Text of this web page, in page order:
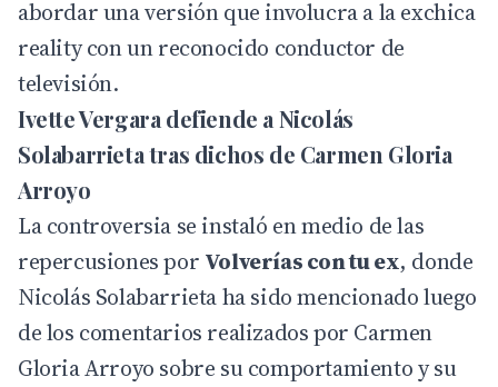
abordar una versión que involucra a la exchica
reality con un reconocido conductor de
televisión.
Ivette Vergara defiende a Nicolás
Solabarrieta tras dichos de Carmen Gloria
Arroyo
La controversia se instaló en medio de las
repercusiones por Volverías con tu ex, donde
Nicolás Solabarrieta ha sido mencionado luego
de los comentarios realizados por Carmen
Gloria Arroyo sobre su comportamiento y su